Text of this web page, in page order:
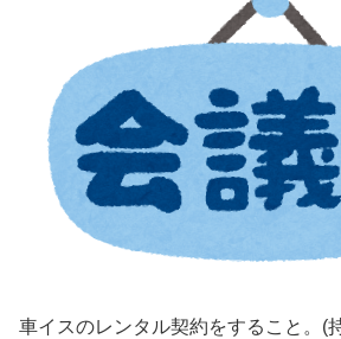
車イスのレンタル契約をすること。(